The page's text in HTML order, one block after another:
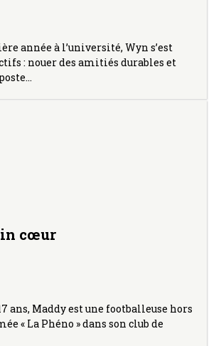
année à l’université, Wyn s’est
: nouer des amitiés durables et
cœur
ans, Maddy est une footballeuse hors
« La Phéno » dans son club de